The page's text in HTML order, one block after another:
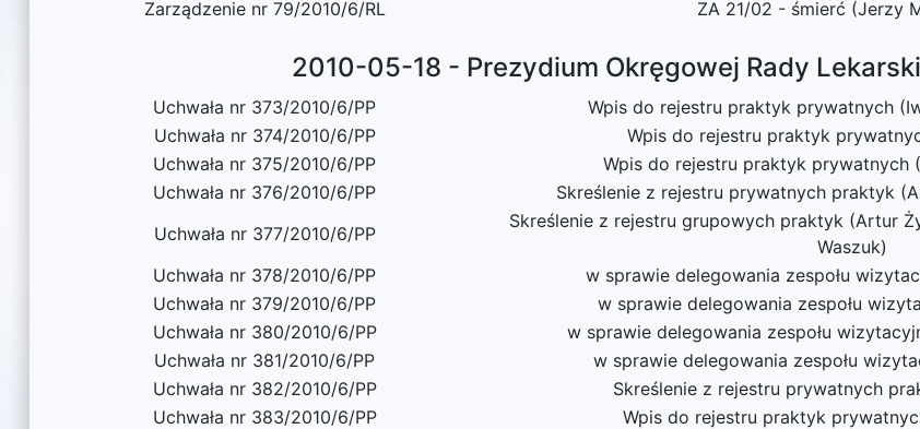
Zarządzenie nr 79/2010/6/RL ZA 21/02 - śmierć (Jerzy
2010-05-18 - Prezydium Okręgowej Rady
Uchwała nr 373/2010/6/PP
Wpis do rejestru praktyk prywatnych
Uchwała nr 374/2010/6/PP
Wpis do rejestru praktyk
Uchwała nr 375/2010/6/PP
Wpis do rejestru praktyk prywatnych
Uchwała nr 376/2010/6/PP
Skreślenie z rejestru prywatnych praktyk
Uchwała nr 377/2010/6/PP
Skreślenie z rejestru grupowych praktyk (Artur
Waszuk)
Uchwała nr 378/2010/6/PP
w sprawie delegowania zespołu
Uchwała nr 379/2010/6/PP
w sprawie delegowania zespołu
Uchwała nr 380/2010/6/PP
w sprawie delegowania zespołu
Uchwała nr 381/2010/6/PP
w sprawie delegowania zespołu
Uchwała nr 382/2010/6/PP
Skreślenie z rejestru prywatnych
Uchwała nr 383/2010/6/PP
Wpis do rejestru praktyk